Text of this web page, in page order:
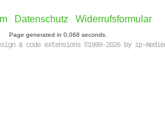
Datenschutz Widerrufsformular
Page generated in 0,068 seconds.
& code extensions ©1999-2026 by ip-